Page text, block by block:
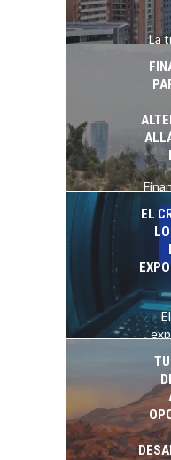
La
EL